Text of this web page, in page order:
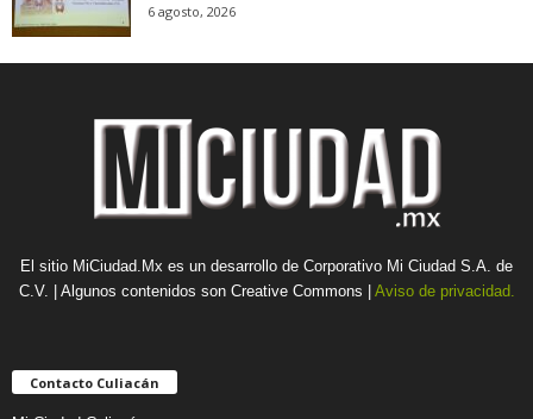
6 agosto, 2026
El sitio MiCiudad.Mx es un desarrollo de Corporativo Mi Ciudad S.A. de
C.V. | Algunos contenidos son Creative Commons | Aviso de privacidad.
Contacto Culiacán